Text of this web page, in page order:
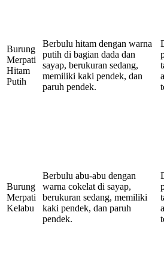
Burung
Merpati
Hitam
Putih
Berbulu hitam dengan warna
putih di bagian dada dan
sayap, berukuran sedang,
memiliki kaki pendek, dan
paruh pendek.
Burung
Merpati
Kelabu
Berbulu abu-abu dengan
warna cokelat di sayap,
berukuran sedang, memiliki
kaki pendek, dan paruh
pendek.